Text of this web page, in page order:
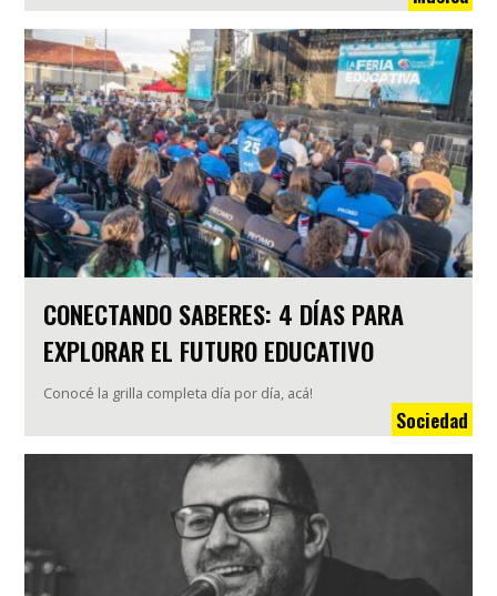
CONECTANDO SABERES: 4 DÍAS PARA
EXPLORAR EL FUTURO EDUCATIVO
Conocé la grilla completa día por día, acá!
Sociedad